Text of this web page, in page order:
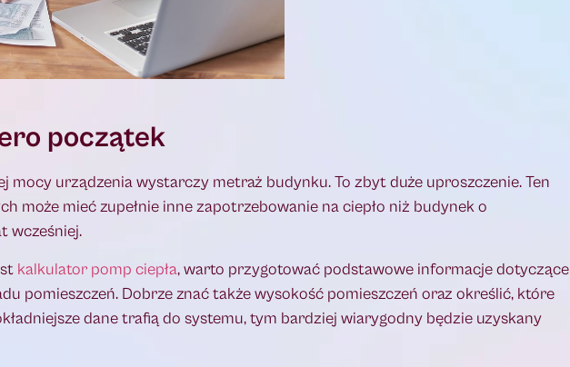
początek
mocy urządzenia wystarczy metraż budynku. To zbyt duże uproszczenie. Ten
może mieć zupełnie inne zapotrzebowanie na ciepło niż budynek o
wcześniej.
kalkulator pomp ciepła, warto przygotować podstawowe informacje dotyczące
pomieszczeń. Dobrze znać także wysokość pomieszczeń oraz określić, które
dane trafią do systemu, tym bardziej wiarygodny będzie uzyskany